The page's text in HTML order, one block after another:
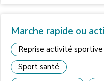
Marche rapide ou
Reprise activité sportive
Sport santé